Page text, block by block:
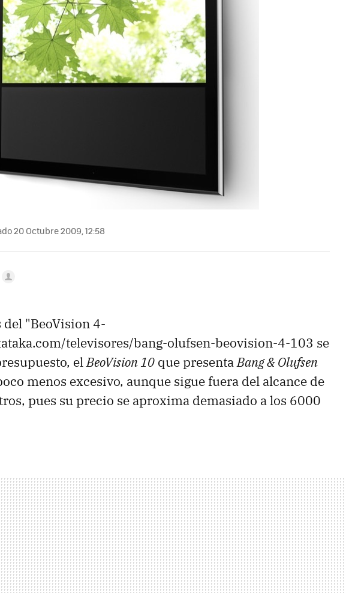
20 Octubre 2009, 12:58
del "BeoVision 4-
televisores/bang-olufsen-beovision-4-103 se
elBeoVision 10 que presentaBang & Olufsen
menos excesivo, aunque sigue fuera del alcance de
pues su precio se aproxima demasiado a los 6000